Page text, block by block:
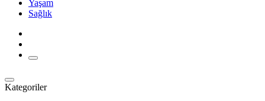
Yaşam
Sağlık
Kategoriler